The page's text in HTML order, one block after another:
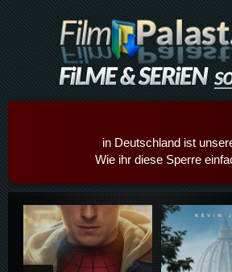
in Deutschland ist
Wie ihr diese Sperre
Details,Play